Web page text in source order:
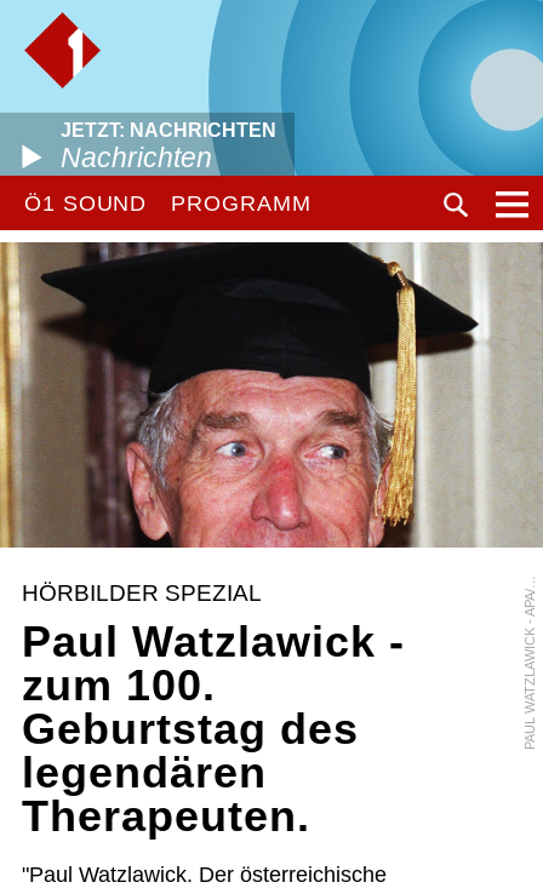
JETZT: NACHRICHTEN
Nachrichten
Ö1 SOUND PROGRAMM
P
A
U
L
W
A
T
Z
L
A
W
I
C
K
-
A
P
A
/
G
Ü
N
T
E
R
A
R
T
I
N
G
E
R
HÖRBILDER SPEZIAL
Paul Watzlawick -
zum 100.
Geburtstag des
legendären
Therapeuten.
"Paul Watzlawick. Der österreichische